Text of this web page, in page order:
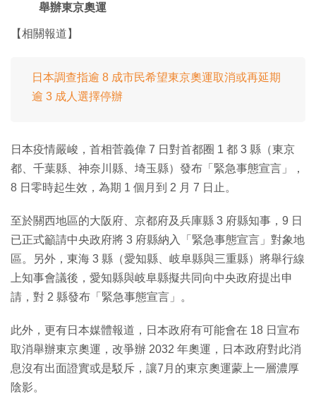
舉辦東京奧運
【相關報道】
日本調查指逾 8 成市民希望東京奧運取消或再延期
逾 3 成人選擇停辦
日本疫情嚴峻，首相菅義偉 7 日對首都圈 1 都 3 縣（東京
都、千葉縣、神奈川縣、埼玉縣）發布「緊急事態宣言」，
8 日零時起生效，為期 1 個月到 2 月 7 日止。
至於關西地區的大阪府、京都府及兵庫縣 3 府縣知事，9 日
已正式籲請中央政府將 3 府縣納入「緊急事態宣言」對象地
區。另外，東海 3 縣（愛知縣、岐阜縣與三重縣）將舉行線
上知事會議後，愛知縣與岐阜縣擬共同向中央政府提出申
請，對 2 縣發布「緊急事態宣言」。
此外，更有日本媒體報道，日本政府有可能會在 18 日宣布
取消舉辦東京奧運，改爭辦 2032 年奧運，日本政府對此消
息沒有出面證實或是駁斥，讓7月的東京奧運蒙上一層濃厚
陰影。